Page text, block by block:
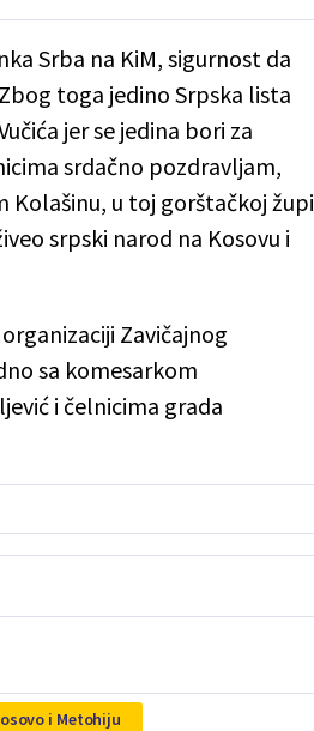
Srba na KiM, sigurnost da
toga jedino Srpska lista
jer se jedina bori za
srdačno pozdravljam,
Kolašinu, u toj gorštačkoj župi
srpski narod na Kosovu i
Zavičajnog
sa komesarkom
i čelnicima grada
i Metohiju